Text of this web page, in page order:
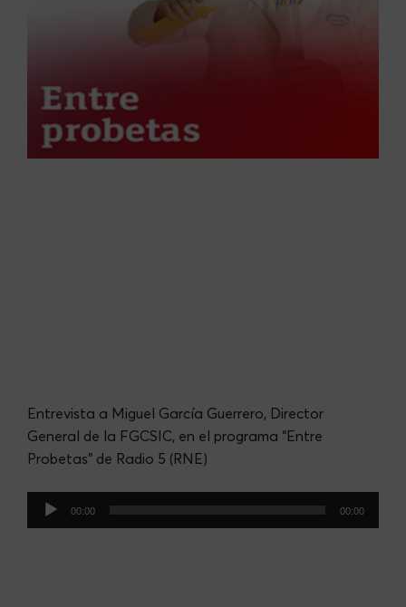
Entrevista a Miguel García Guerrero, Director
General de la FGCSIC, en el programa “Entre
Probetas” de Radio 5 (RNE)
Audio
Player
00:00 00:00